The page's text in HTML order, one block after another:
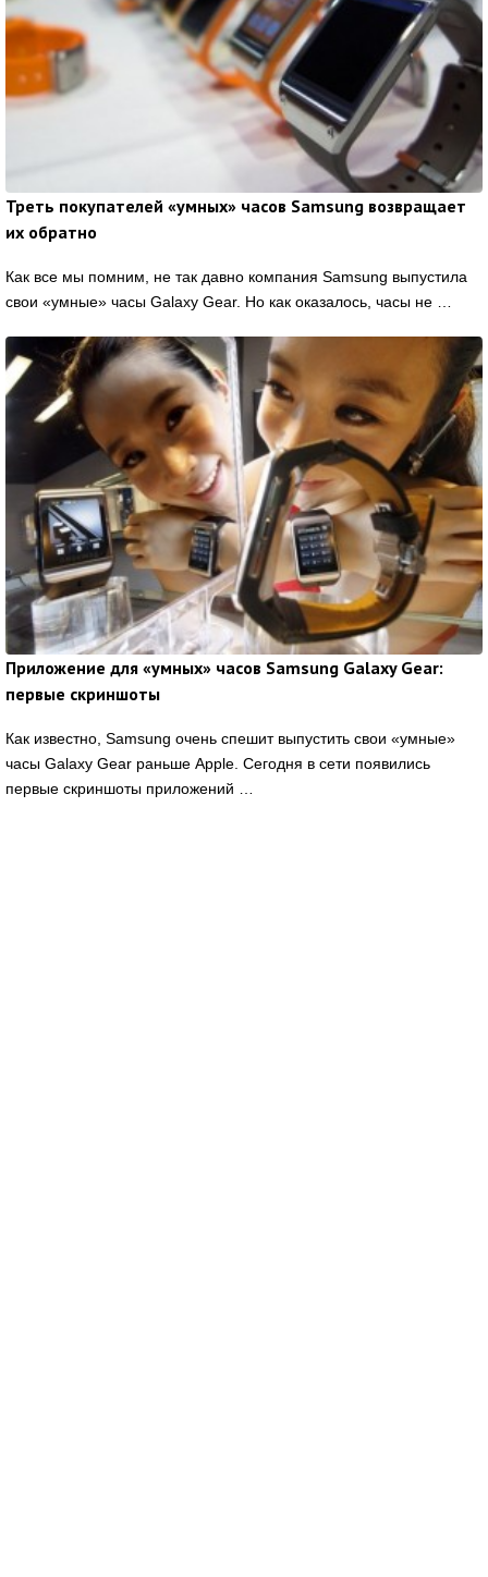
Треть покупателей «умных» часов Samsung возвращает
их обратно
Как все мы помним, не так давно компания Samsung выпустила
свои «умные» часы Galaxy Gear. Но как оказалось, часы не …
Приложение для «умных» часов Samsung Galaxy Gear:
первые скриншоты
Как известно, Samsung очень спешит выпустить свои «умные»
часы Galaxy Gear раньше Apple. Сегодня в сети появились
первые скриншоты приложений …